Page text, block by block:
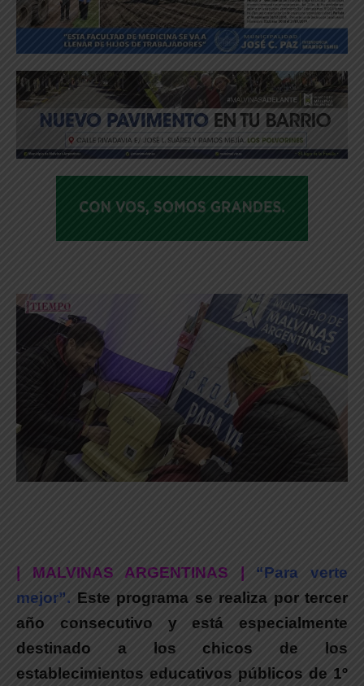
| MALVINAS ARGENTINAS | “Para verte
mejor”. Este programa se realiza por tercer
año consecutivo y está especialmente
destinado a los chicos de los
establecimientos educativos públicos de 1º